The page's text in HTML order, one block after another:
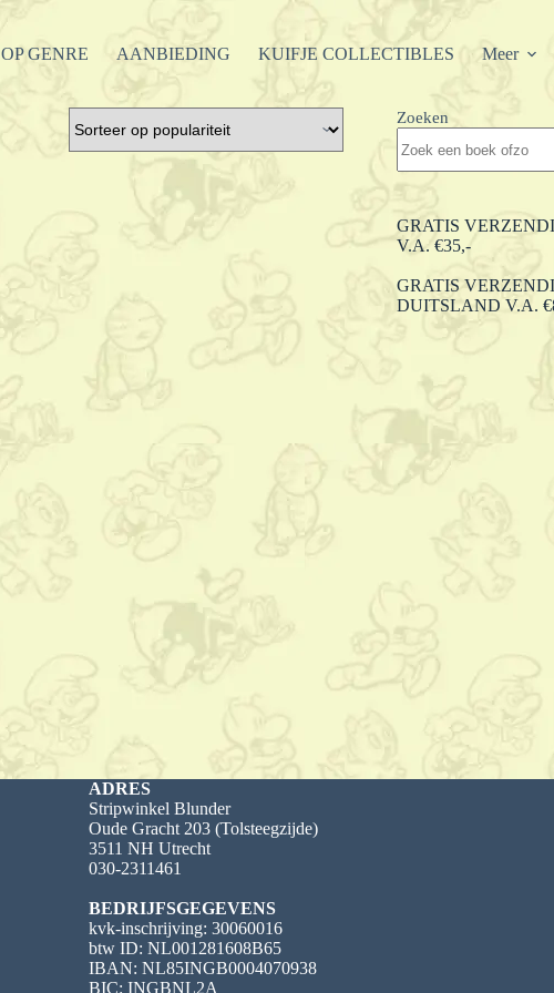
OP GENRE AANBIEDING KUIFJE COLLECTIBLES Meer
Zoeken
GRATIS
V.A. €35,-
GRATIS
DUITSLAND V.A.
ADRES
Stripwinkel Blunder
Oude Gracht 203 (Tolsteegzijde)
3511 NH Utrecht
030-2311461
BEDRIJFSGEGEVENS
kvk-inschrijving: 30060016
btw ID: NL001281608B65
IBAN: NL85INGB0004070938
BIC: INGBNL2A